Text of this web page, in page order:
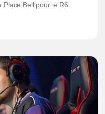
Place Bell pour le R6